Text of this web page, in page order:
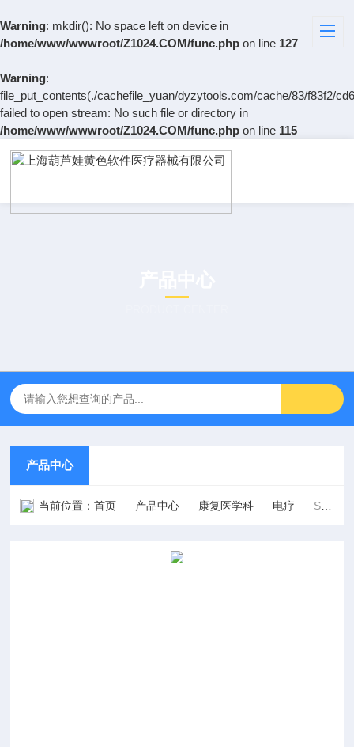
Warning: mkdir(): No space left on device in
/home/www/wwwroot/Z1024.COM/func.php on line 127
Warning:
file_put_contents(./cachefile_yuan/dyzytools.com/cache/83/f83f2/
failed to open stream: No such file or directory in
/home/www/wwwroot/Z1024.COM/func.php on line 115
产品中心
当前位置：首页 产品中心 康复医学科 电疗 SV-MWT201S型双头微波治疗仪